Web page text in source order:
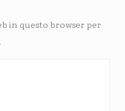
in questo browser per